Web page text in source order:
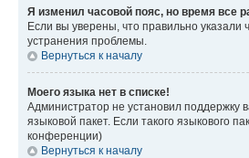
Я изменил часовой пояс, но время все
Если вы уверены, что правильно
устранения проблемы.
Вернуться к началу
Моего языка нет в списке!
Администратор не установил поддержку
языковой пакет. Если такого языкового
конференции)
Вернуться к началу